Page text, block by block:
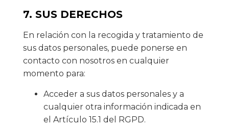
7. SUS DERECHOS
En relación con la recogida y tratamiento de
sus datos personales, puede ponerse en
contacto con nosotros en cualquier
momento para:
Acceder a sus datos personales y a
cualquier otra información indicada en
el Artículo 15.1 del RGPD.